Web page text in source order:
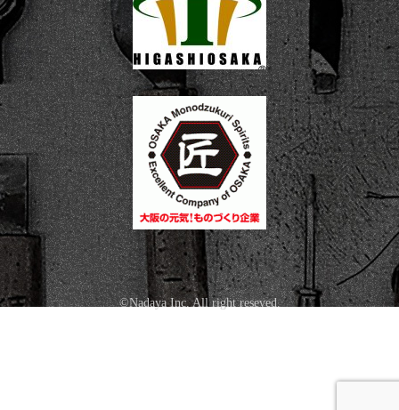
©Nadaya Inc. All right reseved.